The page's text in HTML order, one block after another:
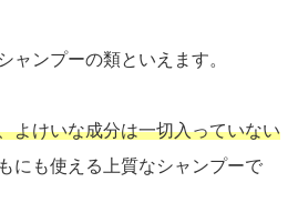
ャンプーの類といえます。
よけいな成分は一切入っていない
にも使える上質なシャンプーで